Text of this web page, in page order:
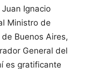
Ignacio
Ministro de
Buenos Aires,
General del
es gratificante